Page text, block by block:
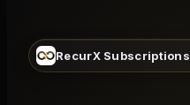
RecurX Subscriptions